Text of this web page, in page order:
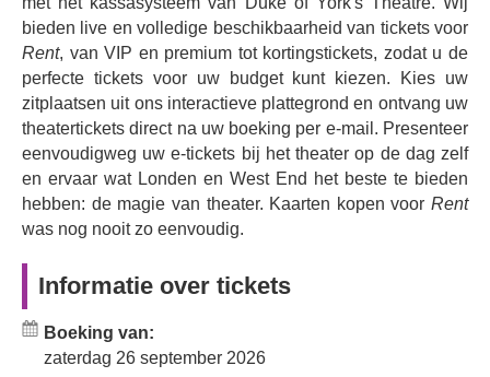
energieke 'La Vie Boheme', dat de boheemse
levensstijl bezingt, en het krachtige duet 'Take Me or
Leave Me'.
Deze heropvoering wordt gebracht met een
getalenteerde sterrencast, waaronderGaten
Matarazzo, die harten heeft veroverd op Broadway en
op het scherm, in de rol van hoofdpersoon Mark
Cohen.
Met een boek, muziek en liedteksten van
Larson
in de East Village van Manhattan wonen. Ze worstelen
met liefde en verlies, proberen door te breken als
bieden live en volledige beschikbaarheid van tickets voor
Rent, van VIP en premium tot kortingstickets, zodat u de
perfecte tickets voor uw budget kunt kiezen. Kies uw
zitplaatsen uit ons interactieve plattegrond en ontvang uw
theatertickets direct na uw boeking per e-mail. Presenteer
eenvoudigweg uw e-tickets bij het theater op de dag zelf
en ervaar wat Londen en West End het beste te bieden
hebben: de magie van theater. Kaarten kopen voor Rent
was nog nooit zo eenvoudig.
Informatie over tickets
Boeking van:
zaterdag 26 september 2026